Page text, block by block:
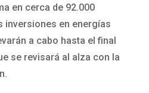
en cerca de 92.000
inversiones en energías
a cabo hasta el final
se revisará al alza con la